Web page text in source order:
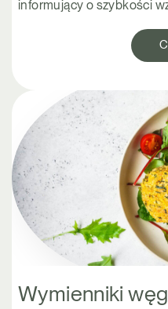
informujący o szybkości
Wymienniki